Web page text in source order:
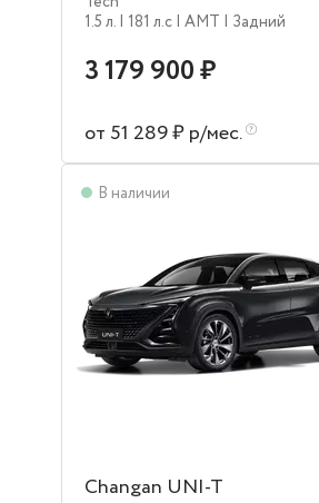
1.5 л. | 181 л.c | AMT | Задний
3 179 900 ₽
от 51 289 ₽ р/мес.
В наличии
Changan UNI-T